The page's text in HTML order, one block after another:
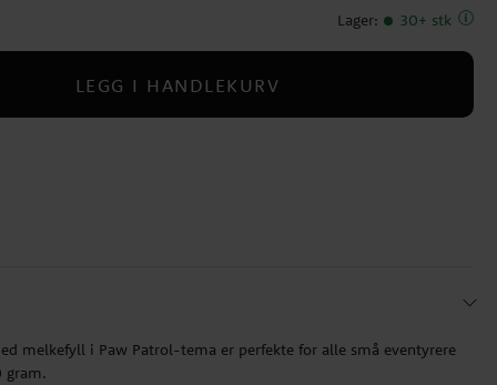
Lager: 30+ stk
LEGG I HANDLEKURV
melkefyll i Paw Patrol-tema er perfekte for alle små eventyrere
gram.